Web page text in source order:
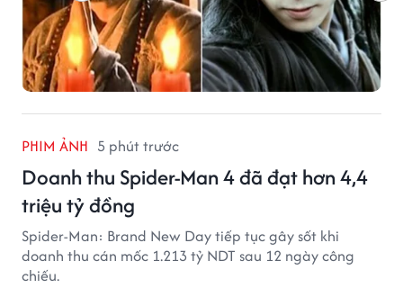
PHIM ẢNH 5 phút trước
Doanh thu Spider-Man 4 đã đạt hơn 4,4
triệu tỷ đồng
Spider-Man: Brand New Day tiếp tục gây sốt khi
doanh thu cán mốc 1.213 tỷ NDT sau 12 ngày công
chiếu.